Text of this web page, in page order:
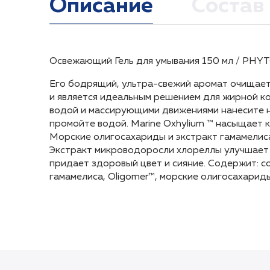
Описание
Освежающий Гель для умывания 150 мл /
Его бодрящий, ультра-свежий аромат
и является идеальным решением для жирной
водой и массирующими движениями нанесите
промойте водой. Marine Oxhylium ™ насыщает
Морские олигосахариды и экстракт
Экстракт микроводоросли хлореллы
придает здоровый цвет и сияние. Содержит:
гамамелиса, Oligomer™, морские
Aqua (Water) / Eau, Glycerin, Coco-Betaine,
Virginiana (Witch Hazel) Extract, Hydrolyzed
Methylchloroisothiazolinone, Methylparaben,
Methylisothiazolinone, Propylparaben, Calcium
Нанести на влажную кожу лица и шеи,
Освежающий Гель для умывания 150 мл /
Его бодрящий, ультра-свежий аромат
и является идеальным решением для жирной
водой и массирующими движениями нанесите
промойте водой. Marine Oxhylium ™ насыщает
Морские олигосахариды и экстракт
Экстракт микроводоросли хлореллы
придает здоровый цвет и сияние. Содержит:
гамамелиса, Oligomer™, морские